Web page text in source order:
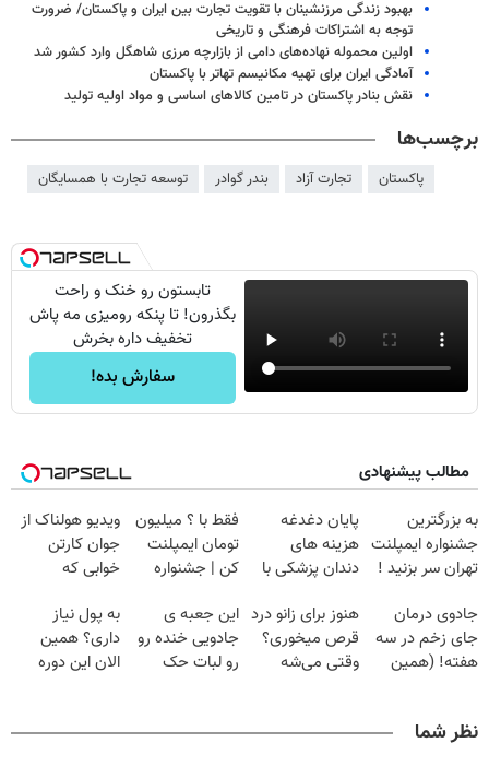
بهبود زندگی مرزنشینان با تقویت تجارت بین ایران و پاکستان/ ضرورت
توجه به اشتراکات فرهنگی و تاریخی
اولین محموله نهاده‌های دامی از بازارچه مرزی شاهگل وارد کشور شد
آمادگی ایران برای تهیه مکانیسم تهاتر با پاکستان
نقش بنادر پاکستان در تامین کالاهای اساسی و مواد اولیه تولید
برچسب‌ها
پاکستان تجارت آزاد بندر گوادر توسعه تجارت با همسایگان
تابستون رو خنک و راحت
بگذرون! تا پنکه رومیزی مه پاش
تخفیف داره بخرش
سفارش بده!
مطالب پیشنهادی
به بزرگترین
جشنواره ایمپلنت
تهران سر بزنید !
میلیون !
پایان دغدغه
هزینه های
دندان پزشکی با
خانگی
فقط با ؟ میلیون
تومان ایمپلنت
کن | جشنواره
ویدیو هولناک از
جوان کارتن
خوابی که
آموزش رایگان
جادوی درمان
جای زخم در سه
هفته! (همین
هنوز برای زانو درد
قرص میخوری؟
وقتی می‌شه
این جعبه ی
جادویی خنده رو
رو لبات حک
به پول نیاز
داری؟ همین
الان این دوره
نظر شما